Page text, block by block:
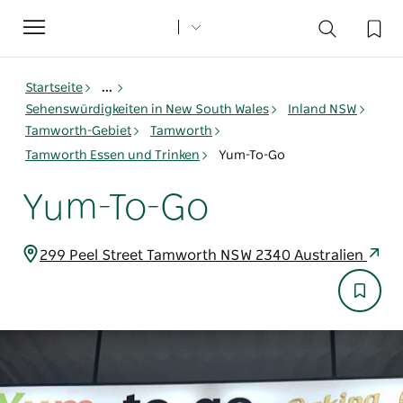
Toggle
navigation
Startseite
...
Sehenswürdigkeiten in New South Wales
Inland NSW
Tamworth-Gebiet
Tamworth
Tamworth Essen und Trinken
Yum-To-Go
Yum-To-Go
299 Peel Street Tamworth NSW 2340 Australien